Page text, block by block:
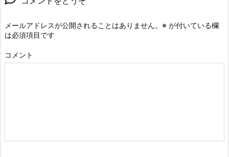
メールアドレスが公開されることはありません。 ※ が付いている欄
は必須項目です
コメント